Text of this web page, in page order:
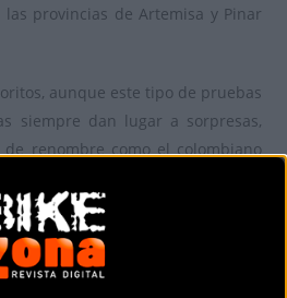
provincias de Artemisa y Pinar
aunque este tipo de pruebas
siempre dan lugar a sorpresas,
renombre como el colombiano
la Gaes Titan Desert by Garmin
el pasado año en la Tropic-, el
ex profesional de carretera Luis